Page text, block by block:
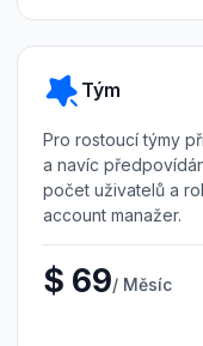
Tým
Pro rostoucí týmy
a navíc
počet uživatelů a
account manažer.
$ 69/ Měsíc